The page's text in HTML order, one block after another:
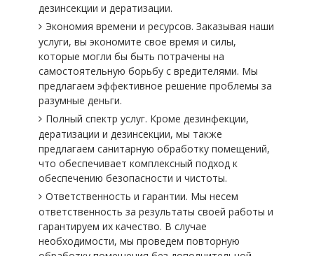
дезинсекции и дератизации.
Экономия времени и ресурсов. Заказывая наши
услуги, вы экономите свое время и силы,
которые могли бы быть потрачены на
самостоятельную борьбу с вредителями. Мы
предлагаем эффективное решение проблемы за
разумные деньги.
Полный спектр услуг. Кроме дезинфекции,
дератизации и дезинсекции, мы также
предлагаем санитарную обработку помещений,
что обеспечивает комплексный подход к
обеспечению безопасности и чистоты.
Ответственность и гарантии. Мы несем
ответственность за результаты своей работы и
гарантируем их качество. В случае
необходимости, мы проведем повторную